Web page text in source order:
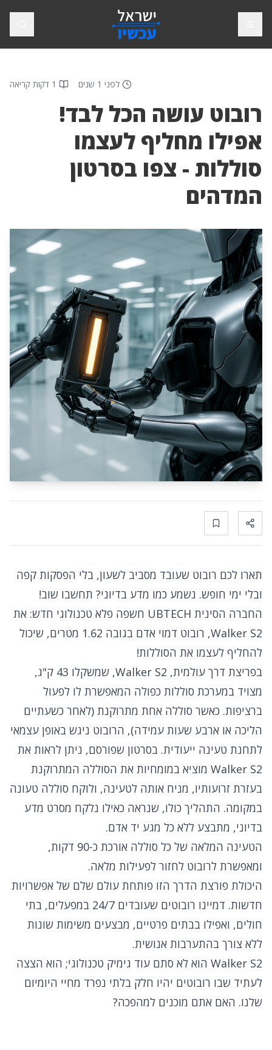
לפני 1 שנים 1 דקות קריאה
רובוט עושה הכל לבד!
אפילו מחליף לעצמו
סוללות - צפו בסרטון
המדהים
Share
Bookmark
תארו לכם רובוט שעובד מסביב לשעון, בלי הפסקות קפה
ובלי ימי חופש. נשמע כמו מדע בדיוני? תחשבו שוב!
החברה הסינית UBTECH חשפה פלא טכנולוגי חדש: את
Walker S2, רובוט דמוי אדם בגובה 1.62 מטרים, שיכול
להחליף לעצמו את הסוללות!
בפריצת דרך עולמית, Walker S2, שמשקלו 43 ק"ג,
מצויד במערכת סוללות כפולה המאפשרת לו לפעול
ברציפות. כאשר סוללה אחת מתרוקנת (לאחר כשעתיים
הליכה או ארבע שעות עמידה), הרובוט ניגש באופן עצמאי
לתחנת טעינה ייעודית. בסרטון שפורסם, ניתן לראות את
Walker S2 מוציא במומחיות את הסוללה המתרוקנת
בעזרת זרועותיו, מניח אותה לטעינה, ולוקח סוללה טעונה
במקומה. התהליך כולו, שנראה כאילו נלקח מסרט מדע
בדיוני, מתבצע ללא כל מגע יד אדם.
הטעינה המלאה של כל סוללה אורכת כ-90 דקות,
ומאפשרת לרובוט לחזור לפעילות מלאה.
היכולת פורצת הדרך הזו פותחת עולם שלם של אפשרויות
חדשות. דמיינו רובוטים שעובדים 24/7 במפעלים, בתי
חולים, ואפילו בבתים פרטיים, מבצעים משימות שונות
ללא צורך בהתערבות אנושית.
Walker S2 הוא לא סתם עוד גימיק טכנולוגי; הוא הצצה
לעתיד שבו רובוטים יהיו חלק בלתי נפרד מחיי היומיום
שלנו. האם אתם מוכנים למהפכה?